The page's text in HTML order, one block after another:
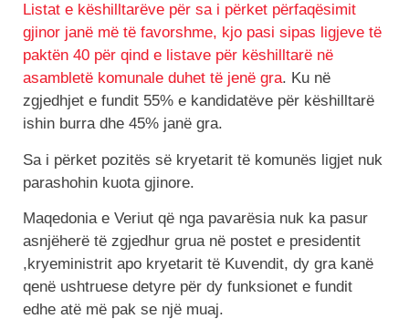
Listat e këshilltarëve për sa i përket përfaqësimit
gjinor janë më të favorshme, kjo pasi sipas ligjeve të
paktën 40 për qind e listave për këshilltarë në
asambletë komunale duhet të jenë gra. Ku në
zgjedhjet e fundit 55% e kandidatëve për këshilltarë
ishin burra dhe 45% janë gra.
Sa i përket pozitës së kryetarit të komunës ligjet nuk
parashohin kuota gjinore.
Maqedonia e Veriut që nga pavarësia nuk ka pasur
asnjëherë të zgjedhur grua në postet e presidentit
,kryeministrit apo kryetarit të Kuvendit, dy gra kanë
qenë ushtruese detyre për dy funksionet e fundit
edhe atë më pak se një muaj.